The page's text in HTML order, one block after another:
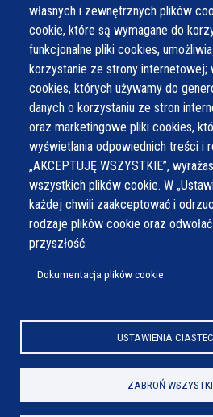
własnych i zewnętrznych plików
cookie, które są wymagane do
funkcjonalne pliki cookies,
korzystanie ze strony internetowej;
cookies, których używamy do
danych o korzystaniu ze stron
oraz marketingowe pliki cookies,
wyświetlania odpowiednich treści i
„AKCEPTUJĘ WSZYSTKIE”,
wszystkich plików cookie. W
każdej chwili zaakceptować i
rodzaje plików cookie oraz
przyszłość.
Dokumentacja plików cookie
USTAWIENIA
ZABROŃ